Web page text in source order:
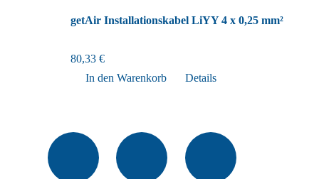
getAir Installationskabel LiYY 4 x 0,25 mm²
80,33€
In den Warenkorb
Details